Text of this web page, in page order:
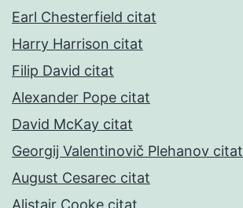
Earl Chesterfield citat
Harry Harrison citat
Filip David citat
Alexander Pope citat
David McKay citat
Georgij Valentinovič Plehanov citat
August Cesarec citat